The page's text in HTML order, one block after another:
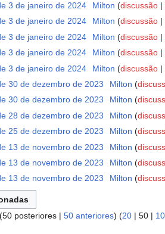
3 de janeiro de 2024 Milton discussão
3 de janeiro de 2024 Milton discussão
3 de janeiro de 2024 Milton discussão
3 de janeiro de 2024 Milton discussão
3 de janeiro de 2024 Milton discussão
30 de dezembro de 2023 Milton
30 de dezembro de 2023 Milton
28 de dezembro de 2023 Milton
25 de dezembro de 2023 Milton
13 de novembro de 2023 Milton
13 de novembro de 2023 Milton
13 de novembro de 2023 Milton
50 posteriores | 50 anteriores) (20 | 50 |